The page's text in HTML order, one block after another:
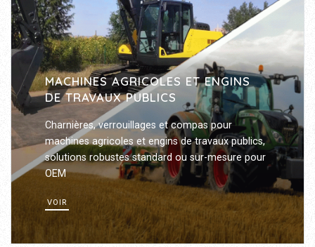
MACHINES AGRICOLES ET ENGINS
DE TRAVAUX PUBLICS
Charnières, verrouillages et compas pour
machines agricoles et engins de travaux publics,
solutions robustes standard ou sur-mesure pour
OEM
VOIR